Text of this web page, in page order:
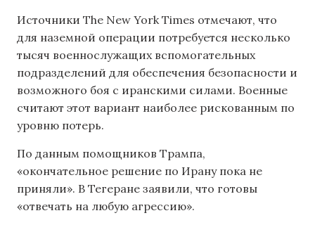
Источники The New York Times отмечают, что
для наземной операции потребуется несколько
тысяч военнослужащих вспомогательных
подразделений для обеспечения безопасности и
возможного боя с иранскими силами. Военные
считают этот вариант наиболее рискованным по
уровню потерь.
По данным помощников Трампа,
«окончательное решение по Ирану пока не
приняли». В Тегеране заявили, что готовы
«отвечать на любую агрессию».